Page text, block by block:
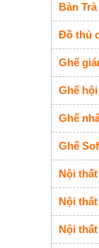
Bàn
Đồ thủ
Ghế
Ghế
Ghế
Ghế
Nội
Nội
Nội